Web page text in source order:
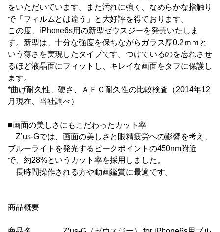
をいただいています。また汚れに強く、なめらかな指触り
で「フィルムとは違う」と大好評を得ております。
この度、iPhone6s用の新型ゼウスジーを発売いたしま
す。新型は、十分な強度を保ちながらガラス厚0.2ｍｍと
いう薄さを実現したタイプです。つけているのを忘れさせ
るほど液晶面にフィットし、キレイな画面をタフに保護し
ます。
*曲げ耐久性、硬さ、ＡＦＣ耐久性の比較検査（2014年12
月現在、当社調べ）
■画面の美しさにもこだわったカット率
Z’us-Gでは、画面の美しさと眼精疲労への影響を考え、
ブルーライトを発光するピークポイントの450nm附近
で、約28%というカット率を採用しました。
長時間操作される方や動画鑑賞に最適です。
商品概要